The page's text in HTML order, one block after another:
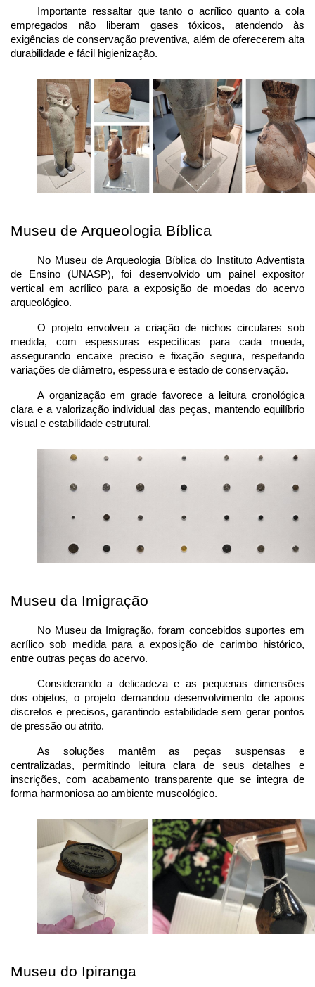
Importante ressaltar que tanto o acrílico quanto a cola
empregados não liberam gases tóxicos, atendendo às
exigências de conservação preventiva, além de oferecerem alta
durabilidade e fácil higienização.
Museu de Arqueologia Bíblica
No Museu de Arqueologia Bíblica do Instituto Adventista
de Ensino (UNASP), foi desenvolvido um painel expositor
vertical em acrílico para a exposição de moedas do acervo
arqueológico.
O projeto envolveu a criação de nichos circulares sob
medida, com espessuras específicas para cada moeda,
assegurando encaixe preciso e fixação segura, respeitando
variações de diâmetro, espessura e estado de conservação.
A organização em grade favorece a leitura cronológica
clara e a valorização individual das peças, mantendo equilíbrio
visual e estabilidade estrutural.
Museu da Imigração
No Museu da Imigração, foram concebidos suportes em
acrílico sob medida para a exposição de carimbo histórico,
entre outras peças do acervo.
Considerando a delicadeza e as pequenas dimensões
dos objetos, o projeto demandou desenvolvimento de apoios
discretos e precisos, garantindo estabilidade sem gerar pontos
de pressão ou atrito.
As soluções mantêm as peças suspensas e
centralizadas, permitindo leitura clara de seus detalhes e
inscrições, com acabamento transparente que se integra de
forma harmoniosa ao ambiente museológico.
Museu do Ipiranga